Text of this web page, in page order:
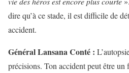
dire qu’à ce stade, il est difficile de
accident.
Général Lansana Conté :
précisions. Ton accident peut être